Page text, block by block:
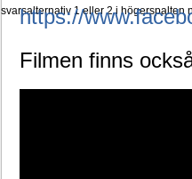
svarsalternativ 1 eller 2 i högerspalten
https://
Filmen finns